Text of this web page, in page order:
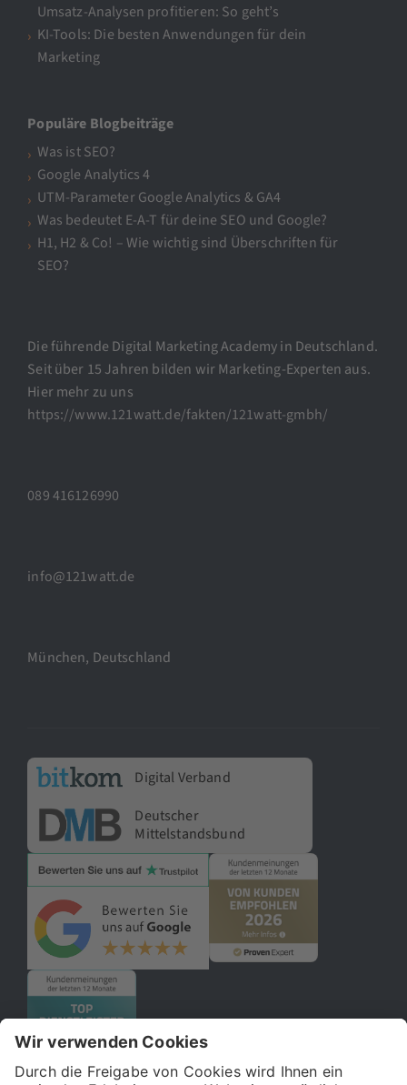
Umsatz-Analysen profitieren: So geht’s
KI-Tools: Die besten Anwendungen für dein
Marketing
Populäre Blogbeiträge
Was ist SEO?
Google Analytics 4
UTM-Parameter Google Analytics & GA4
Was bedeutet E-A-T für deine SEO und Google?
H1, H2 & Co! – Wie wichtig sind Überschriften für
SEO?
Die führende Digital Marketing Academy in Deutschland.
Seit über 15 Jahren bilden wir Marketing-Experten aus.
Hier mehr zu uns
https://www.121watt.de/fakten/121watt-gmbh/
089 416126990
info@121watt.de
München, Deutschland
Digital Verband
Deutscher
Mittelstandsbund